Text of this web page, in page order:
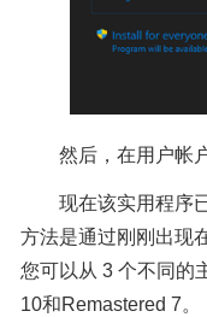
然后，在用户帐户
现在该实用程序已
方法是通过刚刚出现
您可以从 3 个不同的
10和Remastered 7。